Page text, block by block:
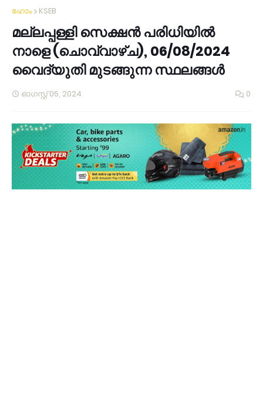
ഹോം KSEB
മല്ലപ്പള്ളി സെക്ഷൻ പരിധിയിൽ
നാളെ (ചൊവ്വാഴ്ച), 06/08/2024
വൈദ്യുതി മുടങ്ങുന്ന സ്ഥലങ്ങൾ
ഓഗസ്റ്റ് 05, 2024 0